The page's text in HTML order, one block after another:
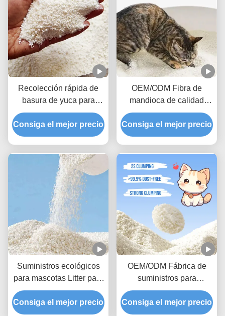
Recolección rápida de
basura de yuca para
gatos, firme, de alta
absorción, limpieza,
biodegradable, para
Consiga el mejor precio
OEM/ODM Fibra de
mandioca de calidad
alimentaria de alta
calidad Litter de
mandioca para gatos
gatos
Consiga el mejor precio
Suministros ecológicos
para mascotas Litter para
gatos hecho de almidón
natural de yuca
Consiga el mejor precio
OEM/ODM Fábrica de
suministros para
mascotas Mayorista
Fondo no adhesivo
Consiga el mejor precio